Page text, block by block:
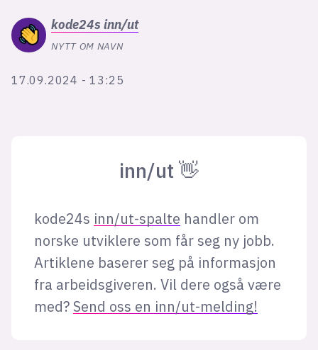
kode24s inn/ut
NYTT OM NAVN
17.09.2024 - 13:25
inn/ut 👋
kode24s inn/ut-spalte handler om
norske utviklere som får seg ny jobb.
Artiklene baserer seg på informasjon
fra arbeidsgiveren. Vil dere også være
med? Send oss en inn/ut-melding!
Bli firmapartner